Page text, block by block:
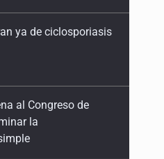
al Congreso de
por agresión a ex
a agente por